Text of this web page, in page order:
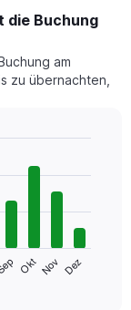
die Buchung
am
zu übernachten,
Okt Nov Dez